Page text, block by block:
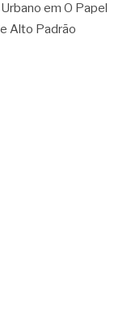
em O Papel
Alto Padrão